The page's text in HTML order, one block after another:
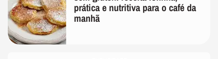
prática e nutritiva para o café da
manhã